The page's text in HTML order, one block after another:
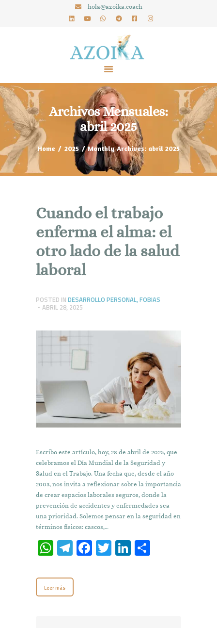
hola@azoika.coach
Archivos Mensuales:
abril 2025
Home 2025 Monthly Archives: abril 2025
INICIO
AZOIKA
SOBRE MÍ
SERVICIOS
EL LABORATORIO DEL MIEDO
BLOG
Cuando el trabajo
enferma el alma: el
otro lado de la salud
laboral
POSTED IN DESARROLLO PERSONAL,FOBIAS
ABRIL 28, 2025
Escribo este artículo, hoy, 28 de abril de 2025, que
celebramos el Día Mundial de la Seguridad y
Salud en el Trabajo. Una fecha que, desde el año
2003, nos invita a reflexionar sobre la importancia
de crear espacios laborales seguros, donde la
prevención de accidentes y enfermedades sea
una prioridad. Solemos pensar en la seguridad en
términos físicos: cascos,…
W
at
s
T
e
gr
Fa
T
Li
Leer más